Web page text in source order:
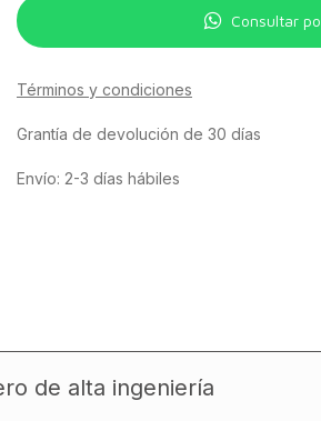
Consultar
Términos y condiciones
Grantía de devolución de 30 días
Envío: 2-3 días hábiles
de alta ingeniería